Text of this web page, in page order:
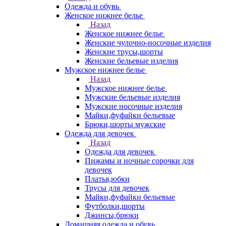
Одежда и обувь
Женское нижнее белье
Назад
Женское нижнее белье
Женские чулочно-носочные изделия
Женские трусы,шорты
Женские бельевые изделия
Мужское нижнее белье
Назад
Мужское нижнее белье
Мужские бельевые изделия
Мужские носочные изделия
Майки,фуфайки бельевые
Брюки,шорты мужские
Одежда для девочек
Назад
Одежда для девочек
Пижамы и ночные сорочки для
девочек
Платья,юбки
Трусы для девочек
Майки,фуфайки бельевые
Футболки,шорты
Джинсы,брюки
Домашняя одежда и обувь